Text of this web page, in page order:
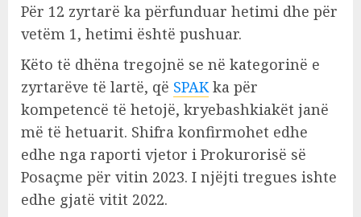
Për 12 zyrtarë ka përfunduar hetimi dhe për
vetëm 1, hetimi është pushuar.
Këto të dhëna tregojnë se në kategorinë e
zyrtarëve të lartë, që SPAK ka për
kompetencë të hetojë, kryebashkiakët janë
më të hetuarit. Shifra konfirmohet edhe
edhe nga raporti vjetor i Prokurorisë së
Posaçme për vitin 2023. I njëjti tregues ishte
edhe gjatë vitit 2022.